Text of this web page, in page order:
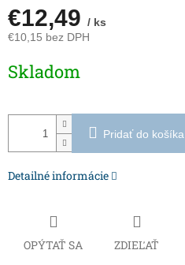
€12,49 / ks
€10,15 bez DPH
cena:
Skladom
Pridať do košíka
Detailné informácie
OPÝTAŤ SA ZDIEĽAŤ